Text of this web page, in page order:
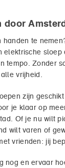
door
te
elektrische sloep
tempo. Zonder
vrijheid.
zijn
je klaar op
Of je nu wilt
wilt varen of
vrienden: jij
nog en ervaar